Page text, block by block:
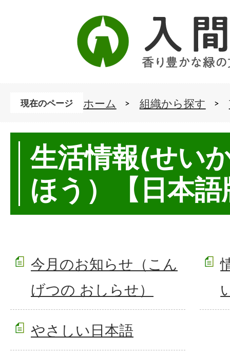
現在のページ ホーム 組織から探す
生活情報(せい
ほう）【日本語
今月のお知らせ（こん
げつの おしらせ）
やさしい日本語